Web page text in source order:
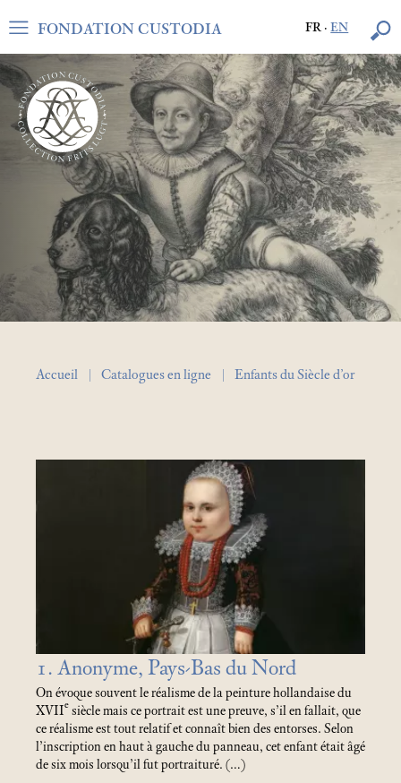
FR·EN
FONDATION CUSTODIA
Accueil Catalogues en ligne Enfants du Siècle d’or
1. Anonyme, Pays-Bas du Nord
On évoque souvent le réalisme de la peinture hollandaise du
XVIIe siècle mais ce portrait est une preuve, s’il en fallait, que
ce réalisme est tout relatif et connaît bien des entorses. Selon
l’inscription en haut à gauche du panneau, cet enfant était âgé
de six mois lorsqu’il fut portraituré. (…)